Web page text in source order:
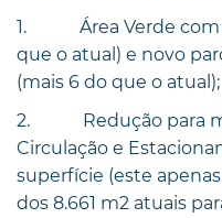
1. Área Verde com
que o atual) e novo
(mais 6 do que o atual);
2. Redução para
Circulação e
superfície (este
dos 8.661 m2 atuais